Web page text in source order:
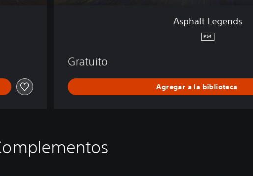
Asphalt Legends
PS4
Gratuito
Agregar a la biblioteca